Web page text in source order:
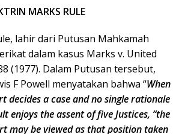
MARKS RULE
lahir dari Putusan Mahkamah
dalam kasus Marks v. United
(1977). Dalam Putusan tersebut,
F Powell menyatakan bahwa “When
decides a case and no single rationale
enjoys the assent of five Justices, “the
may be viewed as that position taken